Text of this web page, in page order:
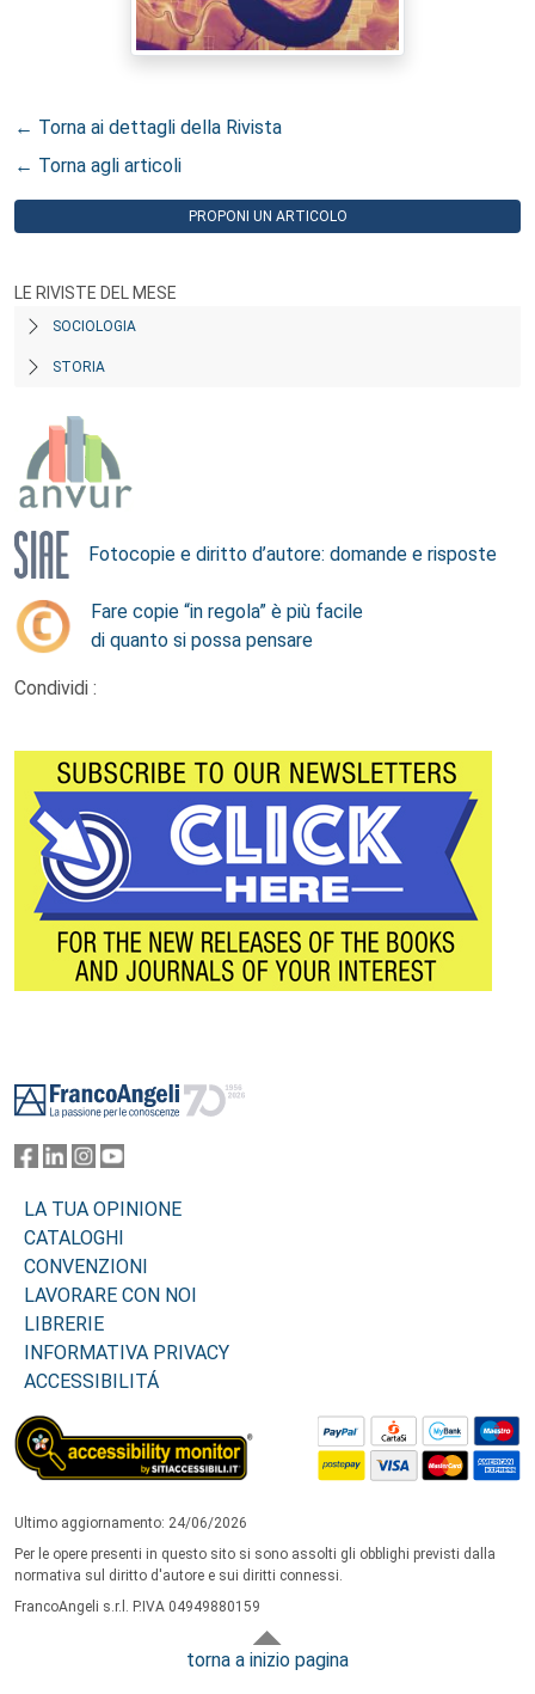
← Torna ai dettagli della Rivista
← Torna agli articoli
PROPONI UN ARTICOLO
LE RIVISTE DEL MESE
SOCIOLOGIA
STORIA
Fotocopie e diritto d’autore: domande e risposte
Fare copie “in regola” è più facile
di quanto si possa pensare
Condividi :
LA TUA OPINIONE
CATALOGHI
CONVENZIONI
LAVORARE CON NOI
LIBRERIE
INFORMATIVA PRIVACY
ACCESSIBILITÁ
Ultimo aggiornamento: 24/06/2026
Per le opere presenti in questo sito si sono assolti gli obblighi previsti dalla
normativa sul diritto d'autore e sui diritti connessi.
FrancoAngeli s.r.l. P.IVA 04949880159
torna a inizio pagina